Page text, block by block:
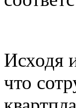
Исходя
что